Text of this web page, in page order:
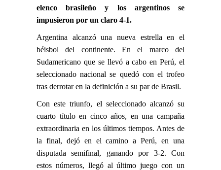
elenco brasileño y los argentinos se
impusieron por un claro 4-1.
Argentina alcanzó una nueva estrella en el
béisbol del continente. En el marco del
Sudamericano que se llevó a cabo en Perú, el
seleccionado nacional se quedó con el trofeo
tras derrotar en la definición a su par de Brasil.
Con este triunfo, el seleccionado alcanzó su
cuarto título en cinco años, en una campaña
extraordinaria en los últimos tiempos. Antes de
la final, dejó en el camino a Perú, en una
disputada semifinal, ganando por 3-2. Con
estos números, llegó al último juego con un